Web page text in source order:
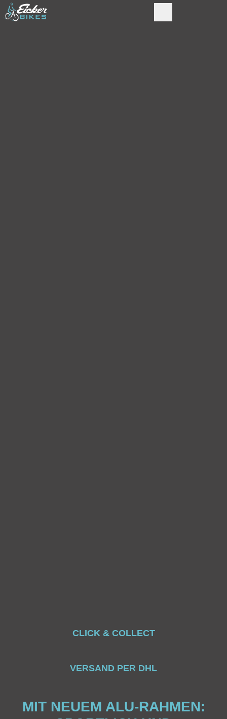
CLICK & COLLECT
VERSAND PER DHL
MIT NEUEM ALU-RAHMEN: